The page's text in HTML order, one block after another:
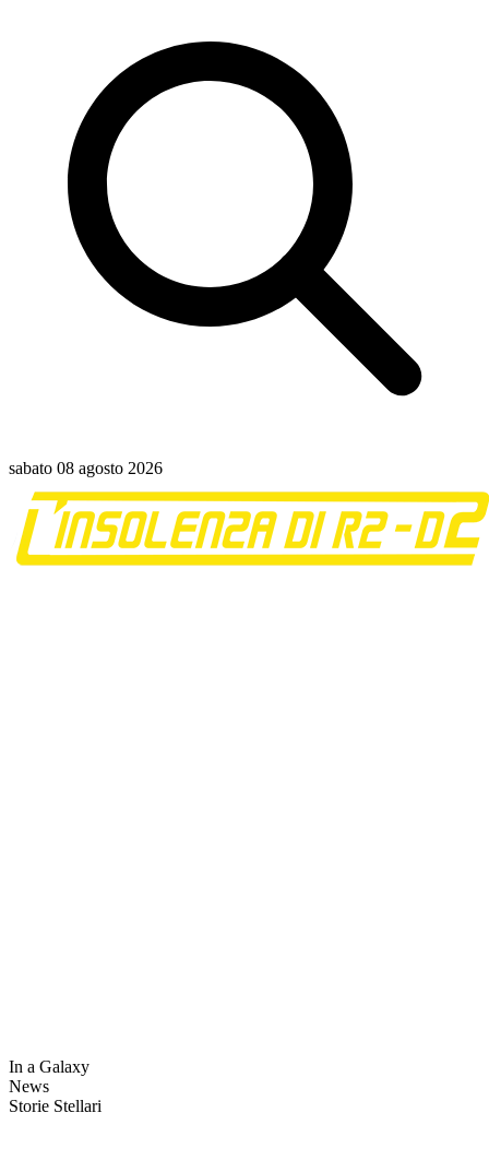
sabato 08 agosto 2026
In a Galaxy
News
Storie Stellari